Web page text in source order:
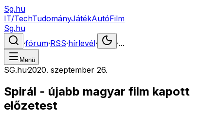
Sg.hu
IT/TechTudományJátékAutóFilm
Sg.hu
·fórum·RSS·hírlevél· ·...
Menü
SG.hu·2020. szeptember 26.
Spirál - újabb magyar film kapott
előzetest